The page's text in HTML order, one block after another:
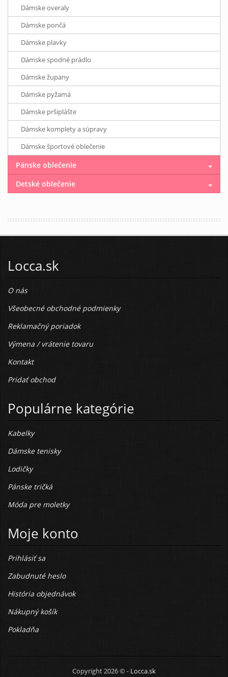
Dámske overaly
Dámske pončá
Dámske plavky
Dámske spodné prádlo
Dámske župany
Dámske pyžamá
Dámske pršiplášte
Dámske komplety a súpravy
Dámske športové oblečenie
Pánske oblečenie
Detské oblečenie
Locca.sk
O nás
Všeobecné obchodné podmienky
Reklamačný poriadok
Výmena / vrátenie tovaru
Kontakt
Pridať obchod
Populárne kategórie
Kabelky
Dámske tenisky
Lodičky
Pánske tričká
Móda pre moletky
Moje konto
Prihlásiť sa
Zabudnuté heslo
História objednávok
Nákupný košík
Pokladňa
Copyright 2026 © - Locca.sk